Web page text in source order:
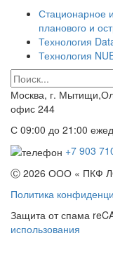
Стационарное
планового и
Технология
Технология
Москва, г.
офис 244
С 09:00 до 21:00
+7 903
Ⓒ 2026 ООО « ПКФ
Политика
Защита от спама
использования